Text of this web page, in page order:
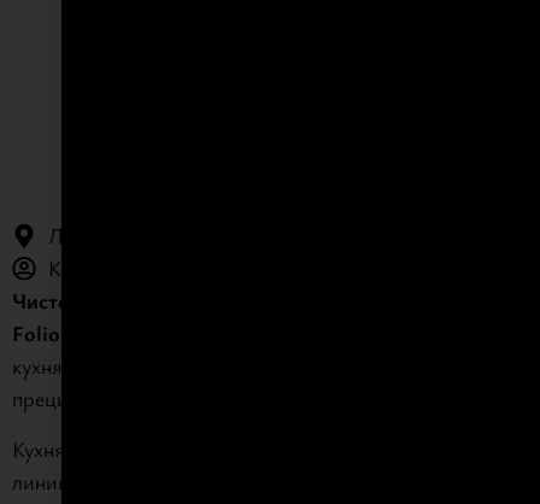
Локация: София
Клиент: Частен клиент
Чистота и простота
Folio
кухнята: вечните качества на материалите и тяхната
прецизна комбинация до най-малкия детайл.
Кухнята се отличава с изчистени, минималистични
линии, но същевременно с елементи на характер и